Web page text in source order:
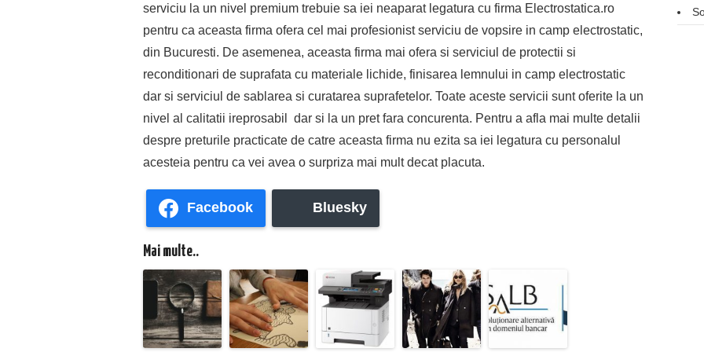
serviciu la un nivel premium trebuie sa iei neaparat legatura cu firma Electrostatica.ro
pentru ca aceasta firma ofera cel mai profesionist serviciu de vopsire in camp electrostatic,
din Bucuresti. De asemenea, aceasta firma mai ofera si serviciul de protectii si
reconditionari de suprafata cu materiale lichide, finisarea lemnului in camp electrostatic
dar si serviciul de sablarea si curatarea suprafetelor. Toate aceste servicii sunt oferite la un
nivel al calitatii ireprosabil dar si la un pret fara concurenta. Pentru a afla mai multe detalii
despre preturile practicate de catre aceasta firma nu ezita sa iei legatura cu personalul
acesteia pentru ca vei avea o surpriza mai mult decat placuta.
Facebook Bluesky
Mai multe..